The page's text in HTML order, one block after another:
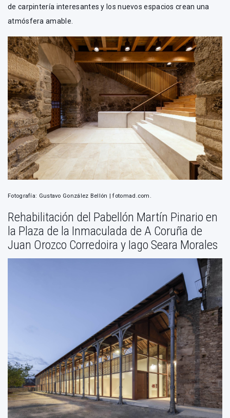
de carpintería interesantes y los nuevos espacios crean una
atmósfera amable.
Fotografía: Gustavo González Bellón | fotomad.com.
Rehabilitación del Pabellón Martín Pinario en
la Plaza de la Inmaculada de A Coruña de
Juan Orozco Corredoira y Iago Seara Morales